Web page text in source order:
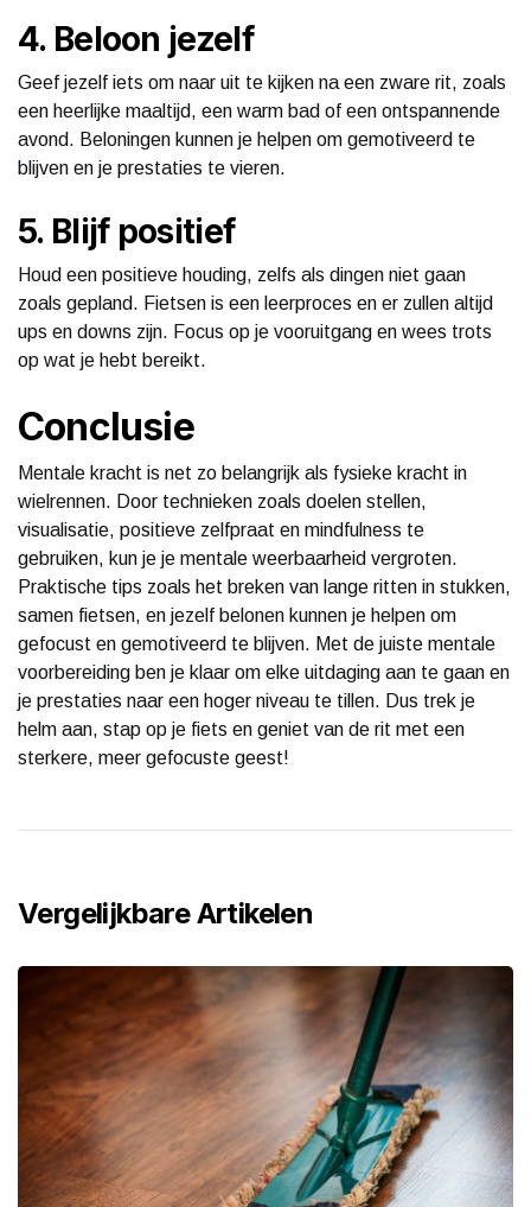
4. Beloon jezelf
Geef jezelf iets om naar uit te kijken na een zware rit, zoals
een heerlijke maaltijd, een warm bad of een ontspannende
avond. Beloningen kunnen je helpen om gemotiveerd te
blijven en je prestaties te vieren.
5. Blijf positief
Houd een positieve houding, zelfs als dingen niet gaan
zoals gepland. Fietsen is een leerproces en er zullen altijd
ups en downs zijn. Focus op je vooruitgang en wees trots
op wat je hebt bereikt.
Conclusie
Mentale kracht is net zo belangrijk als fysieke kracht in
wielrennen. Door technieken zoals doelen stellen,
visualisatie, positieve zelfpraat en mindfulness te
gebruiken, kun je je mentale weerbaarheid vergroten.
Praktische tips zoals het breken van lange ritten in stukken,
samen fietsen, en jezelf belonen kunnen je helpen om
gefocust en gemotiveerd te blijven. Met de juiste mentale
voorbereiding ben je klaar om elke uitdaging aan te gaan en
je prestaties naar een hoger niveau te tillen. Dus trek je
helm aan, stap op je fiets en geniet van de rit met een
sterkere, meer gefocuste geest!
Vergelijkbare Artikelen